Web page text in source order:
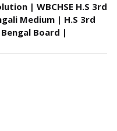
| WBCHSE H.S 3rd
Medium | H.S 3rd
Board |